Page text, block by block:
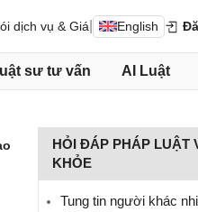
dịch vụ & Giá English
sư tư vấn AI Luật
HỎI ĐÁP PHÁP LUẬT
KHỎE
Tung tin người khác